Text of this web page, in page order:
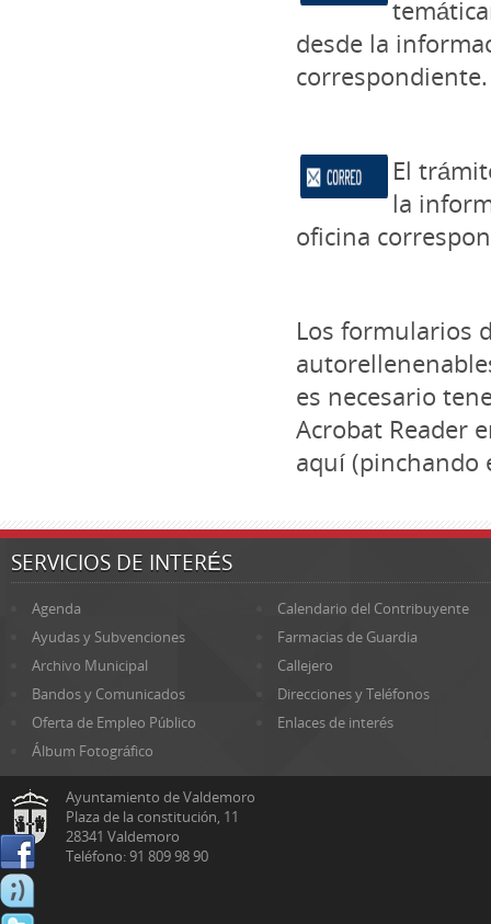
desde la
correspondiente.
El
la
oficina
Los formularios
es necesario
Acrobat Reader
aquí (pinchando
SERVICIOS DE INTERÉS
Agenda
Calendario del Contribuyente
Ayudas y Subvenciones
Farmacias de Guardia
Archivo Municipal
Callejero
Bandos y Comunicados
Direcciones y Teléfonos
Oferta de Empleo Público
Enlaces de interés
Álbum Fotográfico
Ayuntamiento de Valdemoro
Plaza de la constitución, 11
28341 Valdemoro
Teléfono: 91 809 98 90